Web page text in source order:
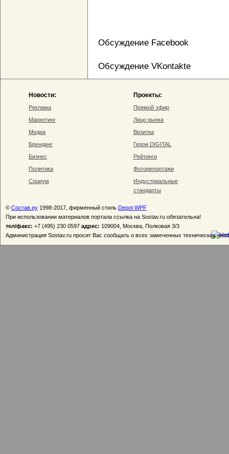
Обсуждение Facebook
Обсуждение VKontakte
Новости:
Реклама
Маркетинг
Медиа
Брендинг
Бизнес
Политика
Социум
Проекты:
Прямой эфир
Лицо рынка
Визитка
Герои DIGITAL
Рейтинги
Фоторепортажи
Индустриальные
стандарты
© Состав.ру 1998-2017, фирменный стиль Depot WPF
При использовании материалов портала ссылка на Sostav.ru обязательна!
тел/факс: +7 (495) 230 0597 адрес: 109004, Москва, Полковая 3/3
Администрация Sostav.ru просит Вас сообщать о всех замеченных технических